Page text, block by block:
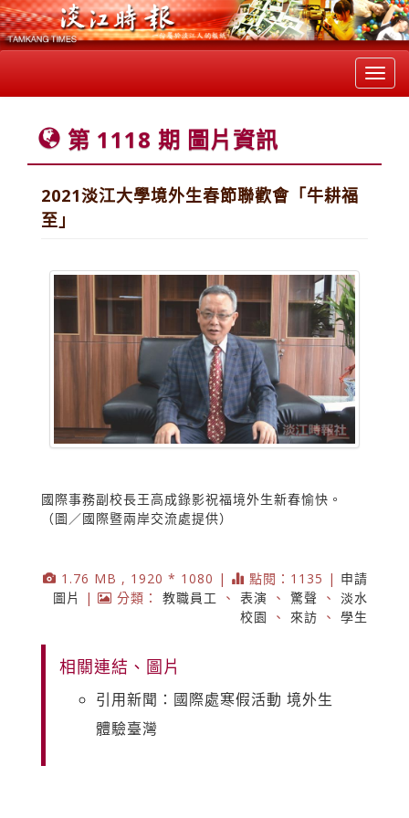
第 1118 期 圖片資訊
2021淡江大學境外生春節聯歡會「牛耕福
至」
國際事務副校長王高成錄影祝福境外生新春愉快。
（圖／國際暨兩岸交流處提供）
1.76 MB , 1920 * 1080 | 點閱：1135 | 申請
圖片
| 分類： 教職員工 、 表演 、 驚聲 、 淡水
校園
、 來訪 、 學生
相關連結、圖片
引用新聞：國際處寒假活動 境外生
體驗臺灣